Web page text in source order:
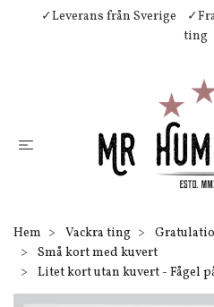
✓Leverans från Sverige
ting
Hem Vackra ting
Små kort med kuvert
Litet kort utan kuvert - Fågel